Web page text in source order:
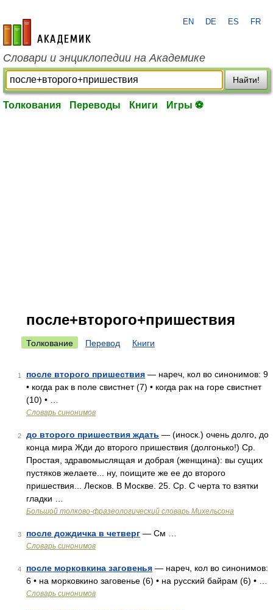
academic.ru
EN DE ES FR
Словари и энциклопедии на Академике
Найти!
Толкования Переводы Книги Игры ⚽
после+второго+пришествия
Толкование Перевод Книги
1 после второго пришествия — нареч, кол во синонимов: 9
• когда рак в поле свистнет (7) • когда рак на горе свистнет
(10) • …
Словарь синонимов
2 до второго пришествия ждать — (иноск.) очень долго, до
конца мира Жди до второго пришествия (долгонько!) Ср.
Простая, здравомыслящая и добрая (женщина): вы сущих
пустяков желаете... ну, поищите же ее до второго
пришествия... Лесков. В Москве. 25. Ср. С черта то взятки
гладки …
Большой толково-фразеологический словарь Михельсона
3 после дождичка в четверг — См …
Словарь синонимов
4 после морковкина заговенья — нареч, кол во синонимов:
6 • на морковкино заговенье (6) • на русский байрам (6) • …
Словарь синонимов